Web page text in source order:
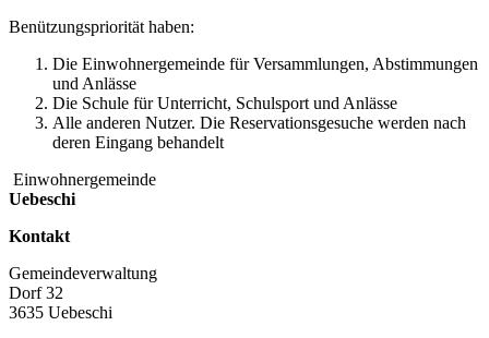
Benützungspriorität haben:
Die Einwohnergemeinde für Versammlungen, Abstimmungen
und Anlässe
Die Schule für Unterricht, Schulsport und Anlässe
Alle anderen Nutzer. Die Reservationsgesuche werden nach
deren Eingang behandelt
Einwohnergemeinde
Uebeschi
Kontakt
Gemeindeverwaltung
Dorf 32
3635 Uebeschi